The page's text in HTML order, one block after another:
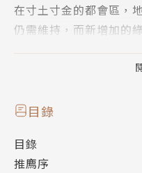
在寸土寸金的都會區，
仍需維持，而新增加的
色趨勢，一起打造節能
綠色元素將大量走進建
高級建材和建築形式而
將成為未來建築不可或
目錄
目錄
推廌序